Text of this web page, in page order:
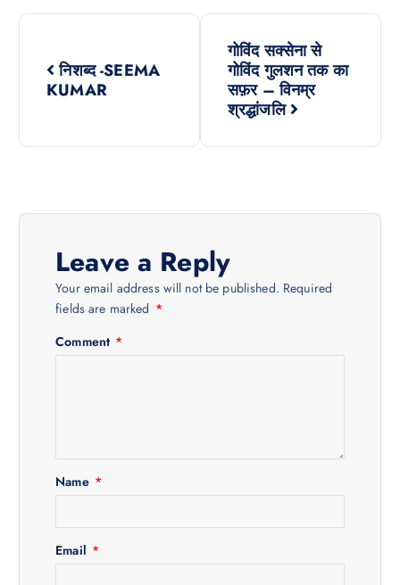
P
n
निशब्द -SEEMA
KUMAR
गोविंद सक्सेना से
गोविंद गुलशन तक का
सफ़र – विनम्र
श्रद्धांजलि
Leave a Reply
Your email address will not be published. Required
fields are marked *
Comment *
Name *
Email *